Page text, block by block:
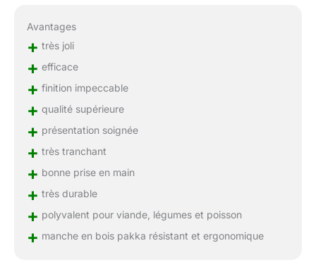
Avantages
+ très joli
+ efficace
+ finition impeccable
+ qualité supérieure
+ présentation soignée
+ très tranchant
+ bonne prise en main
+ très durable
+ polyvalent pour viande, légumes et poisson
+ manche en bois pakka résistant et ergonomique